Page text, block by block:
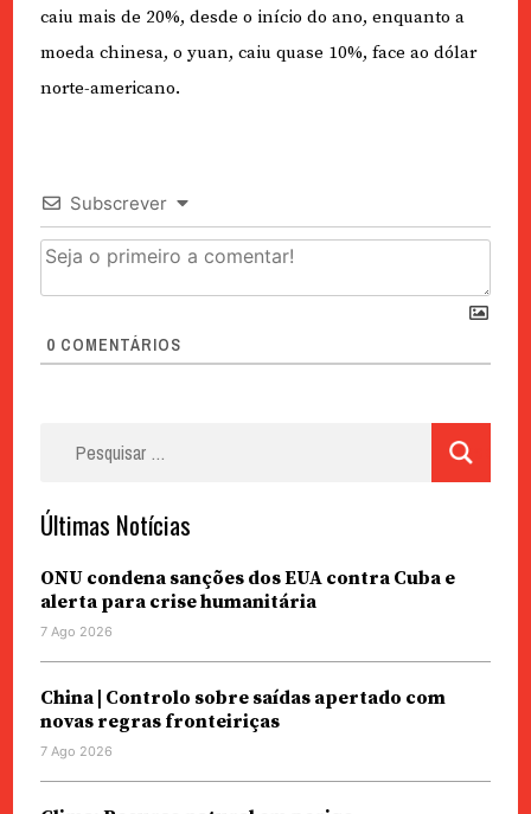
caiu mais de 20%, desde o início do ano, enquanto a
moeda chinesa, o yuan, caiu quase 10%, face ao dólar
norte-americano.
Subscrever
0 COMENTÁRIOS
Últimas Notícias
ONU condena sanções dos EUA contra Cuba e
alerta para crise humanitária
7 Ago 2026
China | Controlo sobre saídas apertado com
novas regras fronteiriças
7 Ago 2026